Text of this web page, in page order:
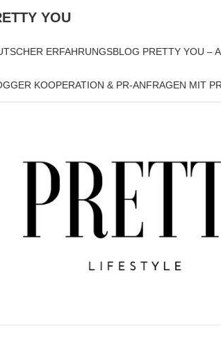
YOU
ERFAHRUNGSBLOG PRETTY YOU –
KOOPERATION & PR-ANFRAGEN MIT